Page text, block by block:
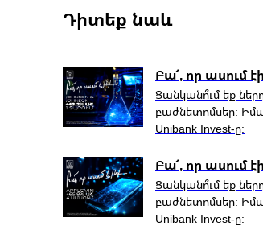
Դիտեք նաև
Բա՜, որ ասում
Ցանկանո՞ւմ եք
բաժնետոմսեր:
Unibank Invest-ը:
Բա՜, որ ասում
Ցանկանո՞ւմ եք
բաժնետոմսեր:
Unibank Invest-ը: